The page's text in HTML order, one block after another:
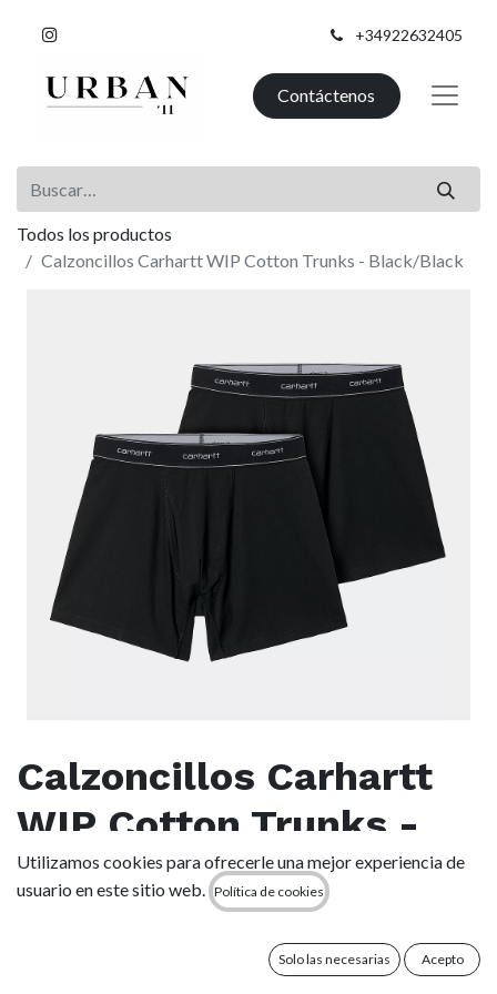
+34922632405
Contáctenos
Todos los productos
Calzoncillos Carhartt WIP Cotton Trunks - Black/Black
Calzoncillos Carhartt
WIP Cotton Trunks -
Black/Black
Nuestros Cotton Trunks están confeccionados con punto
Jersey de algodón-spandex para ofrecer la máxima
Utilizamos cookies para ofrecerle una mejor experiencia de
usuario en este sitio web.
Política de cookies
Solo las necesarias Acepto